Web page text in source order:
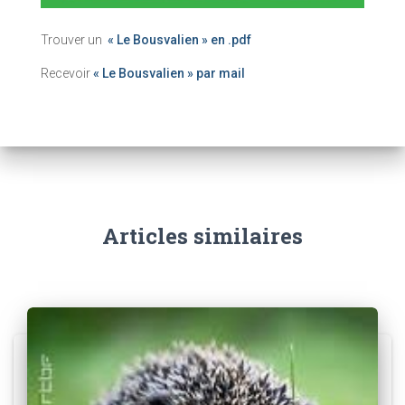
Trouver un « Le Bousvalien » en .pdf
Recevoir« Le Bousvalien » par mail
Articles similaires